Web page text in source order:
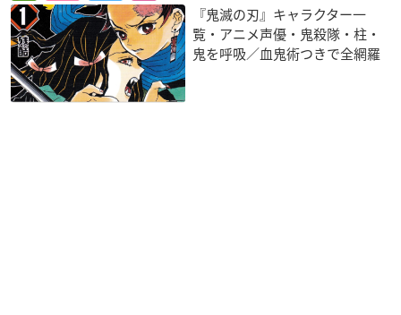
『鬼滅の刃』キャラクター一
覧・アニメ声優・鬼殺隊・柱・
鬼を呼吸／血鬼術つきで全網羅